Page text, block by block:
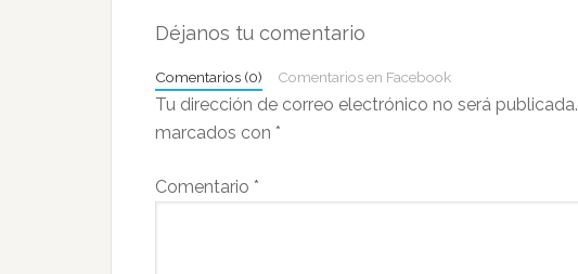
con
lectores
Déjanos tu comentario
Comentarios (0) Comentarios en Facebook
Tu dirección de correo electrónico no será publicada.
marcados con *
Comentario *